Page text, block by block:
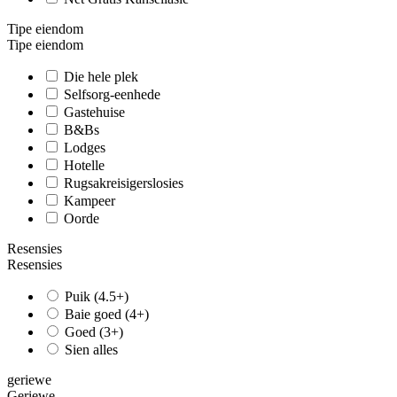
Tipe eiendom
Tipe eiendom
Die hele plek
Selfsorg-eenhede
Gastehuise
B&Bs
Lodges
Hotelle
Rugsakreisigerslosies
Kampeer
Oorde
Resensies
Resensies
Puik (4.5+)
Baie goed (4+)
Goed (3+)
Sien alles
geriewe